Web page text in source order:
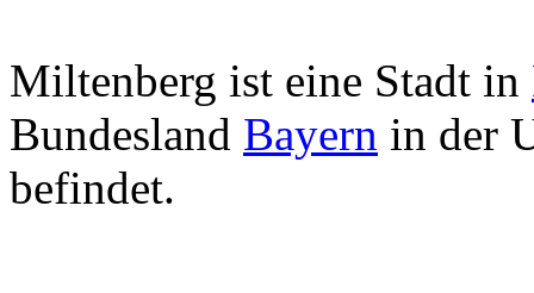
Miltenberg ist eine Stadt in
Bundesland Bayern in der
befindet.